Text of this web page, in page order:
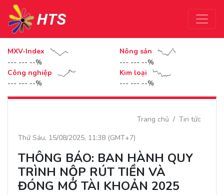
MXV-Index
--- --- --%
Nông sản
--- --- --%
Công nghiệp
--- --- --%
Kim loại
--- --- --%
Trang chủ
Tin tức
Thứ Sáu, 15/08/2025, 11:38 (GMT+7)
THÔNG BÁO: BAN HÀNH QUY
TRÌNH NỘP RÚT TIỀN VÀ
ĐÓNG MỞ TÀI KHOẢN 2025